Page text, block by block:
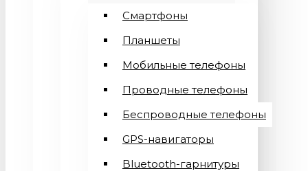
Смартфоны
Планшеты
Мобильные телефоны
Проводные телефоны
Беспроводные телефоны
GPS-навигаторы
Bluetooth-гарнитуры